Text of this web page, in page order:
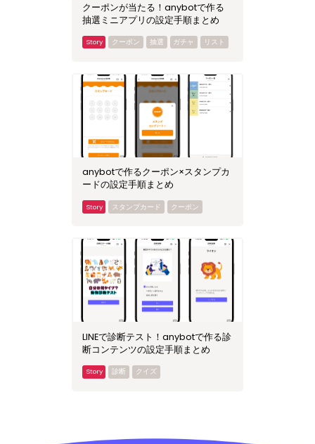
クーポンが当たる！anybotで作る
抽選ミニアプリの設定手順まとめ
クーポン 抽選 ガチャ リスト
anybotで作るクーポン×スタンプカ
ードの設定手順まとめ
スタンプカード クーポン
LINEで診断テスト！anybotで作る診
断コンテンツの設定手順まとめ
診断 クイズ